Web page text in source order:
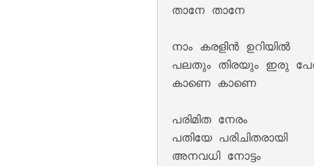
Pathirayil Lyrics
താനേ താനേ
നാം കരളിൻ ഉറിയിൽ
പലതും തിരയും ഇരു
കാണെ കാണെ
പരിമിത നേരം
പതിയേ പരിചിതരായി
അനവധി നോട്ടം